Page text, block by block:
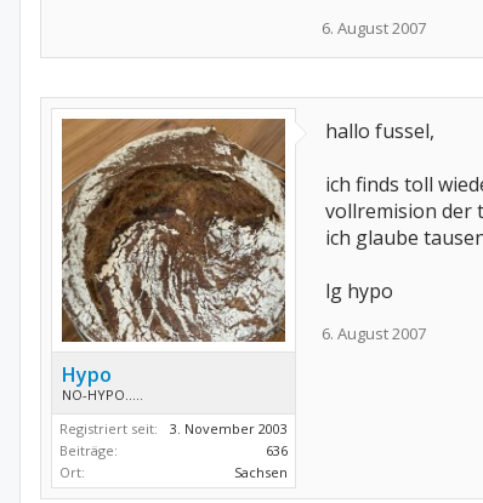
6. August 2007
Hypo
NO-HYPO.....
Registriert seit:
3. November 2003
Beiträge:
636
Ort:
Sachsen
hallo fussel,
ich finds toll
vollremision der
ich glaube
lg hypo
6. August 2007